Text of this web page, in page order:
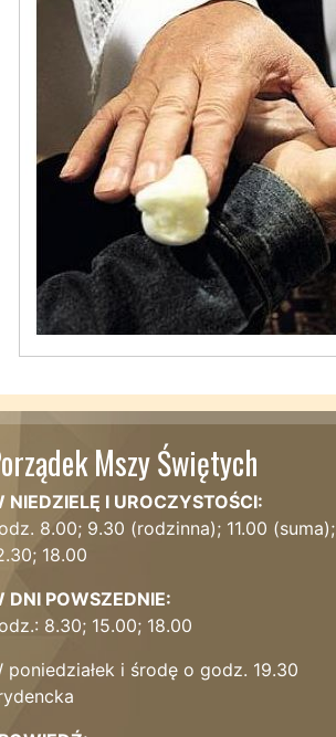
Mszy Świętych
NIEDZIELĘ I UROCZYSTOŚCI:
8.00; 9.30 (rodzinna); 11.00 (suma);
18.00
DNI POWSZEDNIE:
8.30; 15.00; 18.00
poniedziałek i środę o godz. 19.30